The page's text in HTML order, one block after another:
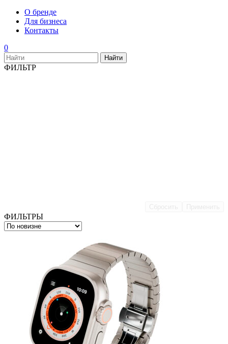
О бренде
Для бизнеса
Контакты
0
ФИЛЬТР
ФИЛЬТРЫ